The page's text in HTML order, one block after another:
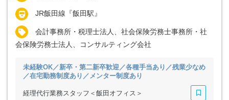
JR飯田線『飯田駅』
会計事務所・税理士法人、社会保険労務士事務所・社
会保険労務士法人、コンサルティング会社
未経験OK／新卒・第二新卒歓迎／各種手当あり／残業少なめ
／在宅勤務制度あり／メンター制度あり
経理代行業務スタッフ＜飯田オフィス＞